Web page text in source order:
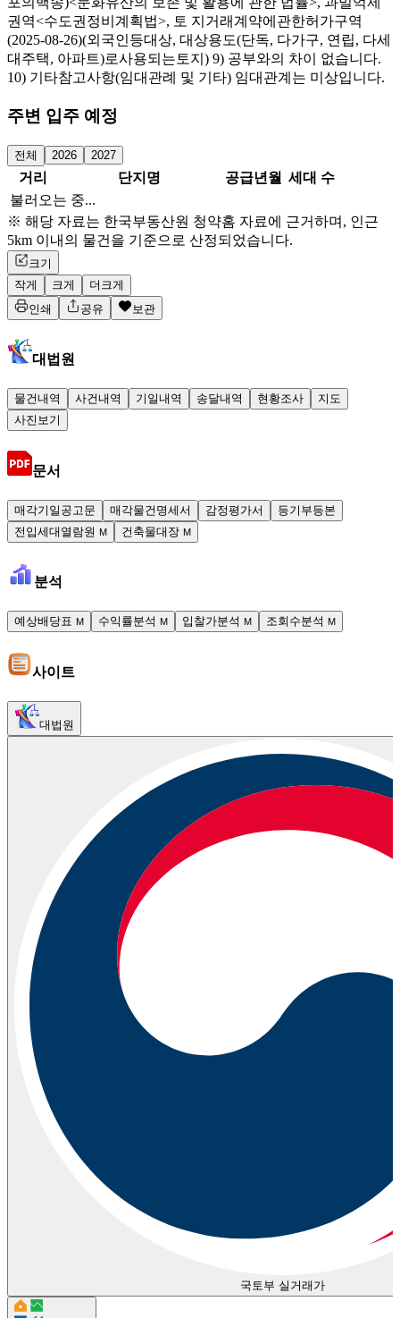
권역<수도권정비계획법>, 토 지거래계약에관한허가구역
(2025-08-26)(외국인등대상, 대상용도(단독, 다가구, 연립, 다세
대주택, 아파트)로사용되는토지) 9) 공부와의 차이 없습니다.
10) 기타참고사항(임대관례 및 기타) 임대관계는 미상입니다.
주변 입주 예정
전체 2026 2027
거리 단지명 공급년월 세대 수
불러오는 중...
※ 해당 자료는 한국부동산원 청약홈 자료에 근거하며, 인근
5km 이내의 물건을 기준으로 산정되었습니다.
크기
작게
크게
더크게
인쇄
공유 보관
대법원
물건내역 사건내역 기일내역 송달내역 현황조사
지도
사진보기
문서
매각기일공고문 매각물건명세서 감정평가서
등기부등본
전입세대열람원 M 건축물대장 M
분석
예상배당표 M 수익률분석 M 입찰가분석 M 조회수분석 M
사이트
대법원
국토부 실거래가